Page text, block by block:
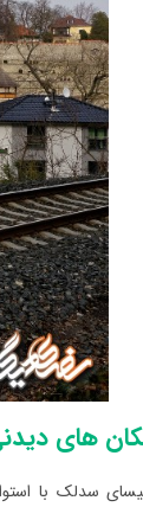
های
سدلک با